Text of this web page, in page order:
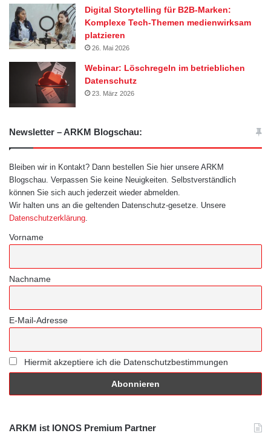
Digital Storytelling für B2B-Marken:
Komplexe Tech-Themen medienwirksam
platzieren
26. Mai 2026
Webinar: Löschregeln im betrieblichen
Datenschutz
23. März 2026
Newsletter – ARKM Blogschau:
Bleiben wir in Kontakt? Dann bestellen Sie hier unsere ARKM
Blogschau. Verpassen Sie keine Neuigkeiten. Selbstverständlich
können Sie sich auch jederzeit wieder abmelden.
Wir halten uns an die geltenden Datenschutz-gesetze. Unsere
Datenschutzerklärung.
Vorname
Nachname
E-Mail-Adresse
Hiermit akzeptiere ich die Datenschutzbestimmungen
ARKM ist IONOS Premium Partner